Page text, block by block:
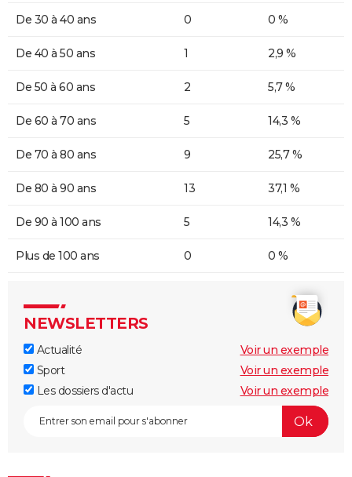
De 30 à 40 ans 0 0 %
De 40 à 50 ans 1 2,9 %
De 50 à 60 ans 2 5,7 %
De 60 à 70 ans 5 14,3 %
De 70 à 80 ans 9 25,7 %
De 80 à 90 ans 13 37,1 %
De 90 à 100 ans 5 14,3 %
Plus de 100 ans 0 0 %
NEWSLETTERS
Actualité
Voir un exemple
Sport
Voir un exemple
Les dossiers d'actu
Voir un exemple